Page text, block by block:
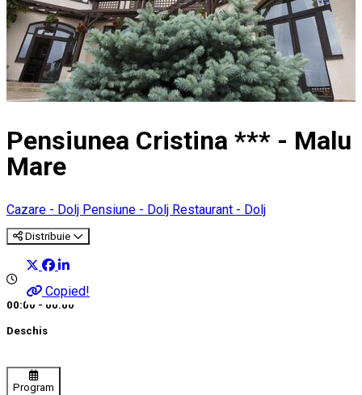
Pensiunea Cristina *** - Malu
Mare
Cazare - Dolj Pensiune - Dolj Restaurant - Dolj
Distribuie
Copied!
00:00 - 00:00
Deschis
Program